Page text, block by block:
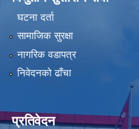
घटना दर्ता
सामाजिक सुरक्षा
नागरिक वडापत्र
निवेदनको ढाँचा
प्रतिवेदन